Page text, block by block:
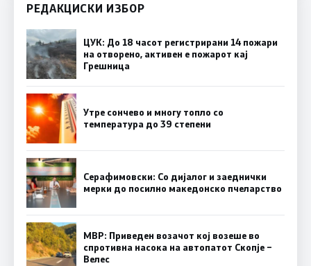
РЕДАКЦИСКИ ИЗБОР
ЦУК: До 18 часот регистрирани 14 пожари
на отворено, активен е пожарот кај
Грешница
Утре сончево и многу топло со
температура до 39 степени
Серафимовски: Со дијалог и заеднички
мерки до посилно македонско пчеларство
МВР: Приведен возачот кој возеше во
спротивна насока на автопатот Скопје –
Велес